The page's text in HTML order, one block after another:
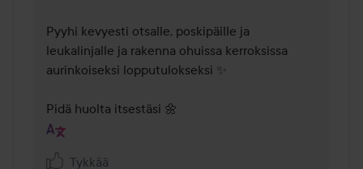
Pyyhi kevyesti otsalle, poskipäille ja
leukalinjalle ja rakenna ohuissa kerroksissa
aurinkoiseksi lopputulokseksi ✨
Pidä huolta itsestäsi 🌼
Tykkää